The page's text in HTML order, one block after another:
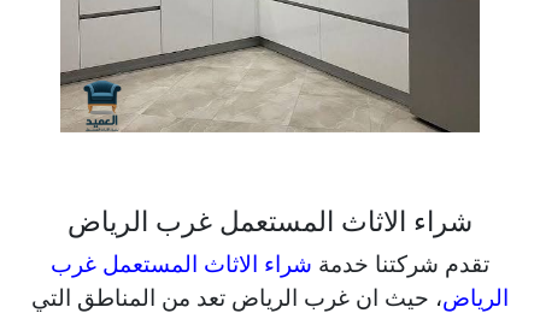
شراء الاثاث المستعمل غرب الرياض
تقدم شركتنا خدمة شراء الاثاث المستعمل غرب
الرياض، حيث ان غرب الرياض تعد من المناطق التي